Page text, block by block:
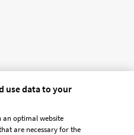
use data to your
an optimal website
are necessary for the